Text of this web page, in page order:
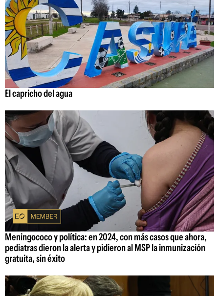
El capricho del agua
Meningococo y política: en 2024, con más casos que ahora,
pediatras dieron la alerta y pidieron al MSP la inmunización
gratuita, sin éxito